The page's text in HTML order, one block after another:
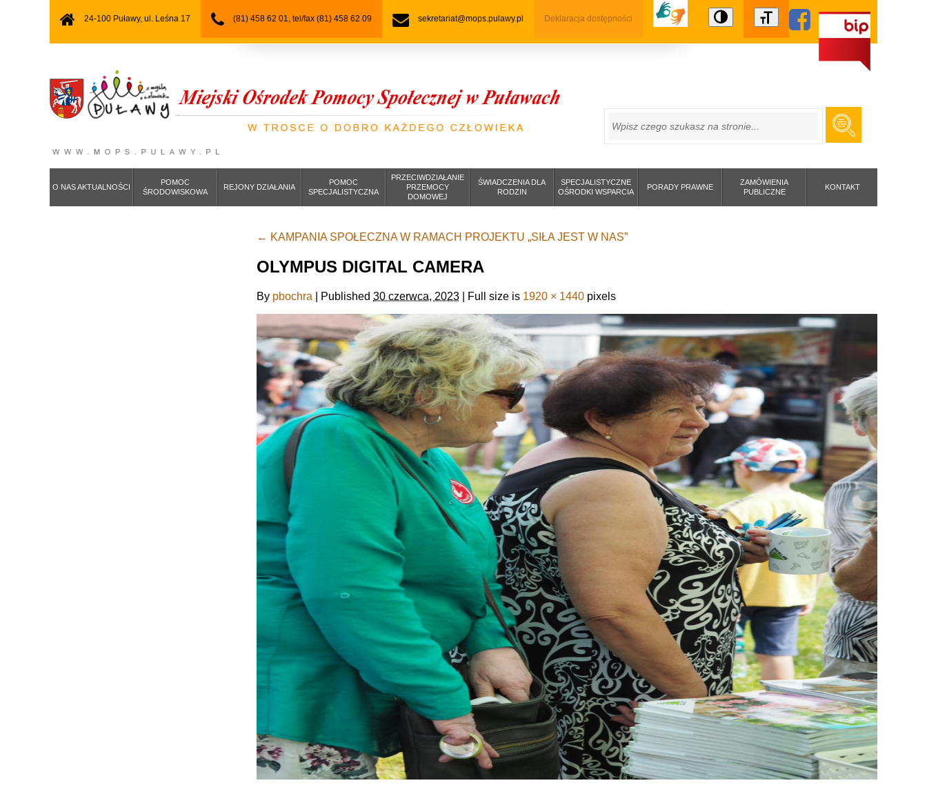
24-100 Puławy, ul. Leśna 17 (81) 458 62 01, tel/fax (81) 458 62 09 sekretariat@mops.pulawy.pl Deklaracja dostępności
SZUKAJ
O NAS AKTUALNOŚCI
POMOC
ŚRODOWISKOWA
REJONY DZIAŁANIA
POMOC
SPECJALISTYCZNA
PRZECIWDZIAŁANIE
PRZEMOCY
DOMOWEJ
ŚWIADCZENIA DLA
RODZIN
SPECJALISTYCZNE
OŚRODKI WSPARCIA
PORADY PRAWNE
ZAMÓWIENIA
PUBLICZNE
KONTAKT
← KAMPANIA SPOŁECZNA W RAMACH PROJEKTU „SIŁA JEST W NAS”
OLYMPUS DIGITAL CAMERA
By pbochra Published 30 czerwca, 2023 Full size is 1920 × 1440 pixels